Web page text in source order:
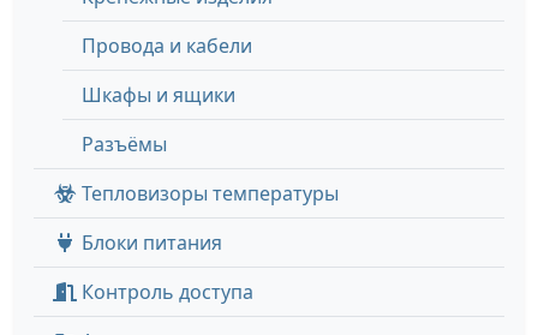
Провода и кабели
Шкафы и ящики
Разъёмы
Тепловизоры температуры
Блоки питания
Контроль доступа